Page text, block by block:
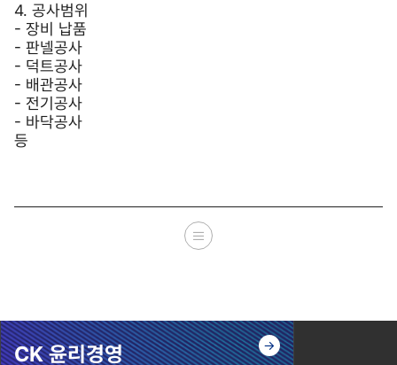
4. 공사범위
- 장비 납품
- 판넬공사
- 덕트공사
- 배관공사
- 전기공사
- 바닥공사
등
CK 윤리경영